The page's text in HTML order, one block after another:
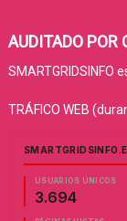
AUDITADO POR
SMARTGRIDSINFO
TRÁFICO WEB